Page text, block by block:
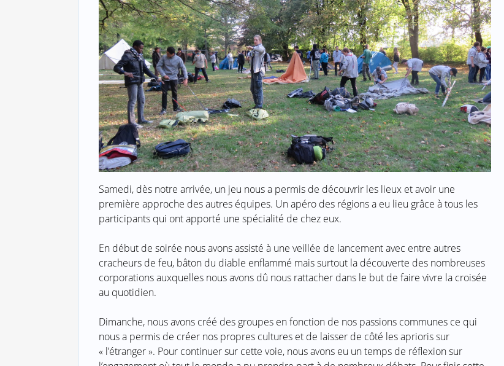
Samedi, dès notre arrivée, un jeu nous a permis de découvrir les lieux et avoir une
première approche des autres équipes. Un apéro des régions a eu lieu grâce à tous les
participants qui ont apporté une spécialité de chez eux.
En début de soirée nous avons assisté à une veillée de lancement avec entre autres
cracheurs de feu, bâton du diable enflammé mais surtout la découverte des nombreuses
corporations auxquelles nous avons dû nous rattacher dans le but de faire vivre la croisée
au quotidien.
Dimanche, nous avons créé des groupes en fonction de nos passions communes ce qui
nous a permis de créer nos propres cultures et de laisser de côté les aprioris sur
« l’étranger ». Pour continuer sur cette voie, nous avons eu un temps de réflexion sur